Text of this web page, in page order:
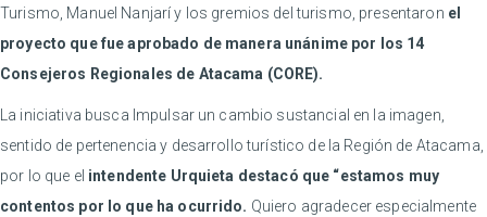
Turismo, Manuel Nanjarí y los gremios del turismo, presentaron el
proyecto que fue aprobado de manera unánime por los 14
Consejeros Regionales de Atacama (CORE).
La iniciativa busca Impulsar un cambio sustancial en la imagen,
sentido de pertenencia y desarrollo turístico de la Región de Atacama,
por lo que el intendente Urquieta destacó que “estamos muy
contentos por lo que ha ocurrido. Quiero agradecer especialmente